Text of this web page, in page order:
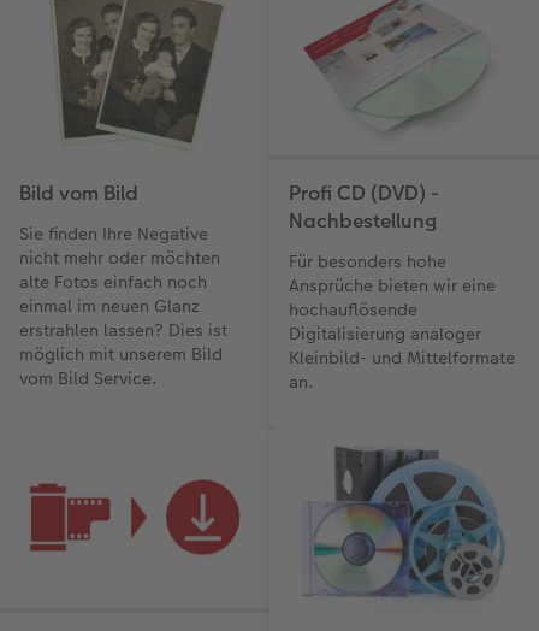
Bild vom Bild
Sie finden Ihre Negative
nicht mehr oder möchten
alte Fotos einfach noch
einmal im neuen Glanz
erstrahlen lassen? Dies ist
möglich mit unserem Bild
vom Bild Service.
Profi CD (DVD) -
Nachbestellung
Für besonders hohe
Ansprüche bieten wir eine
hochauflösende
Digitalisierung analoger
Kleinbild- und Mittelformate
an.